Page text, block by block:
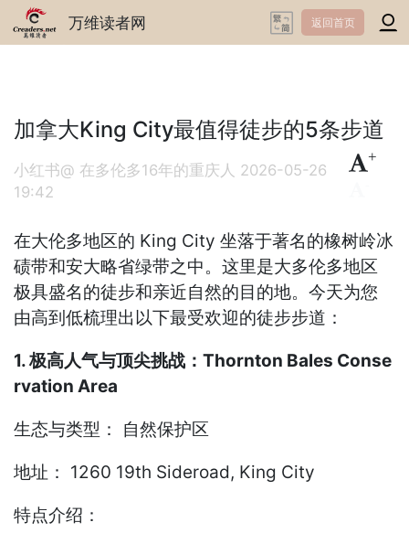
万维读者网 返回首页
加拿大King City最值得徒步的5条步道
小红书@ 在多伦多16年的重庆人 2026-05-26
19:42
+
在大伦多地区的 King City 坐落于著名的橡树岭冰
碛带和安大略省绿带之中。这里是大多伦多地区
极具盛名的徒步和亲近自然的目的地。今天为您
由高到低梳理出以下最受欢迎的徒步步道：
1. 极高人气与顶尖挑战：Thornton Bales Conse
rvation Area
生态与类型： 自然保护区
地址： 1260 19th Sideroad, King City
特点介绍：